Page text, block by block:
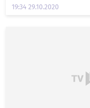
19:34 29.10.2020